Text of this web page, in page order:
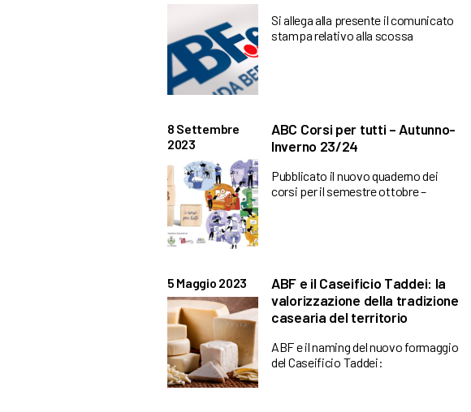
Si allega alla presente il comunicato
stampa relativo alla scossa
8 Settembre
2023
ABC Corsi per tutti – Autunno-
Inverno 23/24
Pubblicato il nuovo quaderno dei
corsi per il semestre ottobre –
5 Maggio 2023
ABF e il Caseificio Taddei: la
valorizzazione della tradizione
casearia del territorio
ABF e il naming del nuovo formaggio
del Caseificio Taddei: